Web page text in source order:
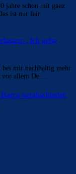
jahre schon mit ganz
ist nur fair
„Ich gebe
bei mir nachhaltig mehr
vor allem De…
verabschiedet: